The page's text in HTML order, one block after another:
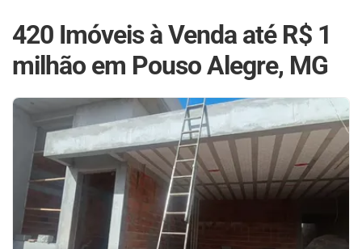
420 Imóveis à Venda até R$ 1
milhão em Pouso Alegre, MG